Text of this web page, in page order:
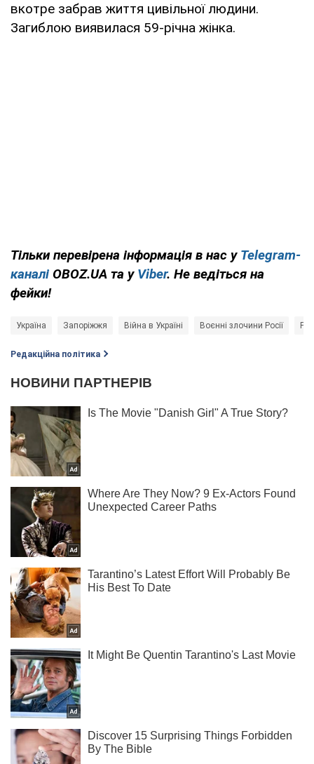
вкотре забрав життя цивільної людини.
Загиблою виявилася 59-річна жінка.
Тільки перевірена інформація в нас у Telegram-
каналі OBOZ.UA та у Viber. Не ведіться на
фейки!
Україна Запоріжжя Війна в Україні Воєнні злочини Росії
Редакційна політика